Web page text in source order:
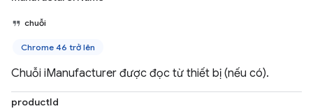
chuỗi
Chrome 46 trở lên
Chuỗi iManufacturer được đọc từ thiết bị (nếu có).
productId